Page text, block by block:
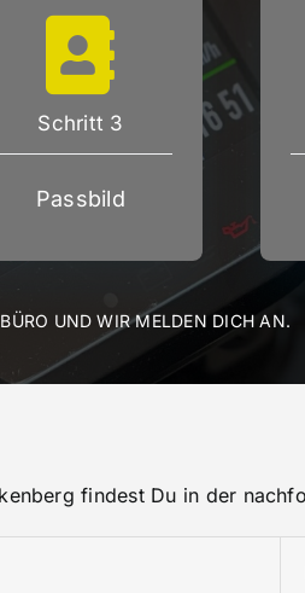
Schritt 3
Passbild
UND WIR MELDEN DICH AN.
findest Du in der